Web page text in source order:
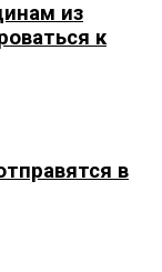
из
к
в